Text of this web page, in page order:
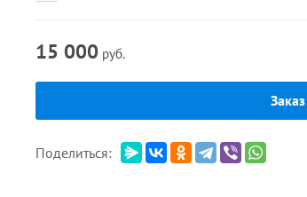
15 000 руб.
Заказ
Поделиться: